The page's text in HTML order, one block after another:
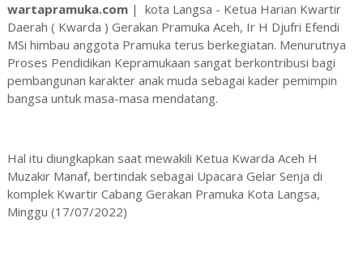
wartapramuka.com| kota Langsa - Ketua Harian Kwartir
Daerah ( Kwarda ) Gerakan Pramuka Aceh, Ir H Djufri Efendi
MSi himbau anggota Pramuka terus berkegiatan. Menurutnya
Proses Pendidikan Kepramukaan sangat berkontribusi bagi
pembangunan karakter anak muda sebagai kader pemimpin
bangsa untuk masa-masa mendatang.
Hal itu diungkapkan saat mewakili Ketua Kwarda Aceh H
Muzakir Manaf, bertindak sebagai Upacara Gelar Senja di
komplek Kwartir Cabang Gerakan Pramuka Kota Langsa,
Minggu (17/07/2022)